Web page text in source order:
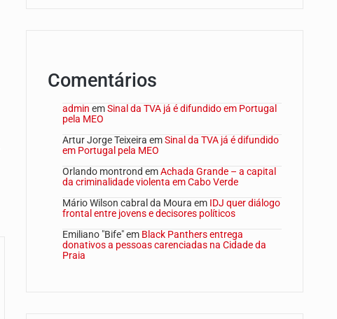
Comentários
admin emSinal da TVA já é difundido em Portugal
pela MEO
Artur Jorge Teixeira emSinal da TVA já é difundido
em Portugal pela MEO
Orlando montrond emAchada Grande – a capital
da criminalidade violenta em Cabo Verde
Mário Wilson cabral da Moura em IDJ quer diálogo
frontal entre jovens e decisores políticos
Emiliano "Bife"em Black Panthers entrega
donativos a pessoas carenciadas na Cidade da
Praia